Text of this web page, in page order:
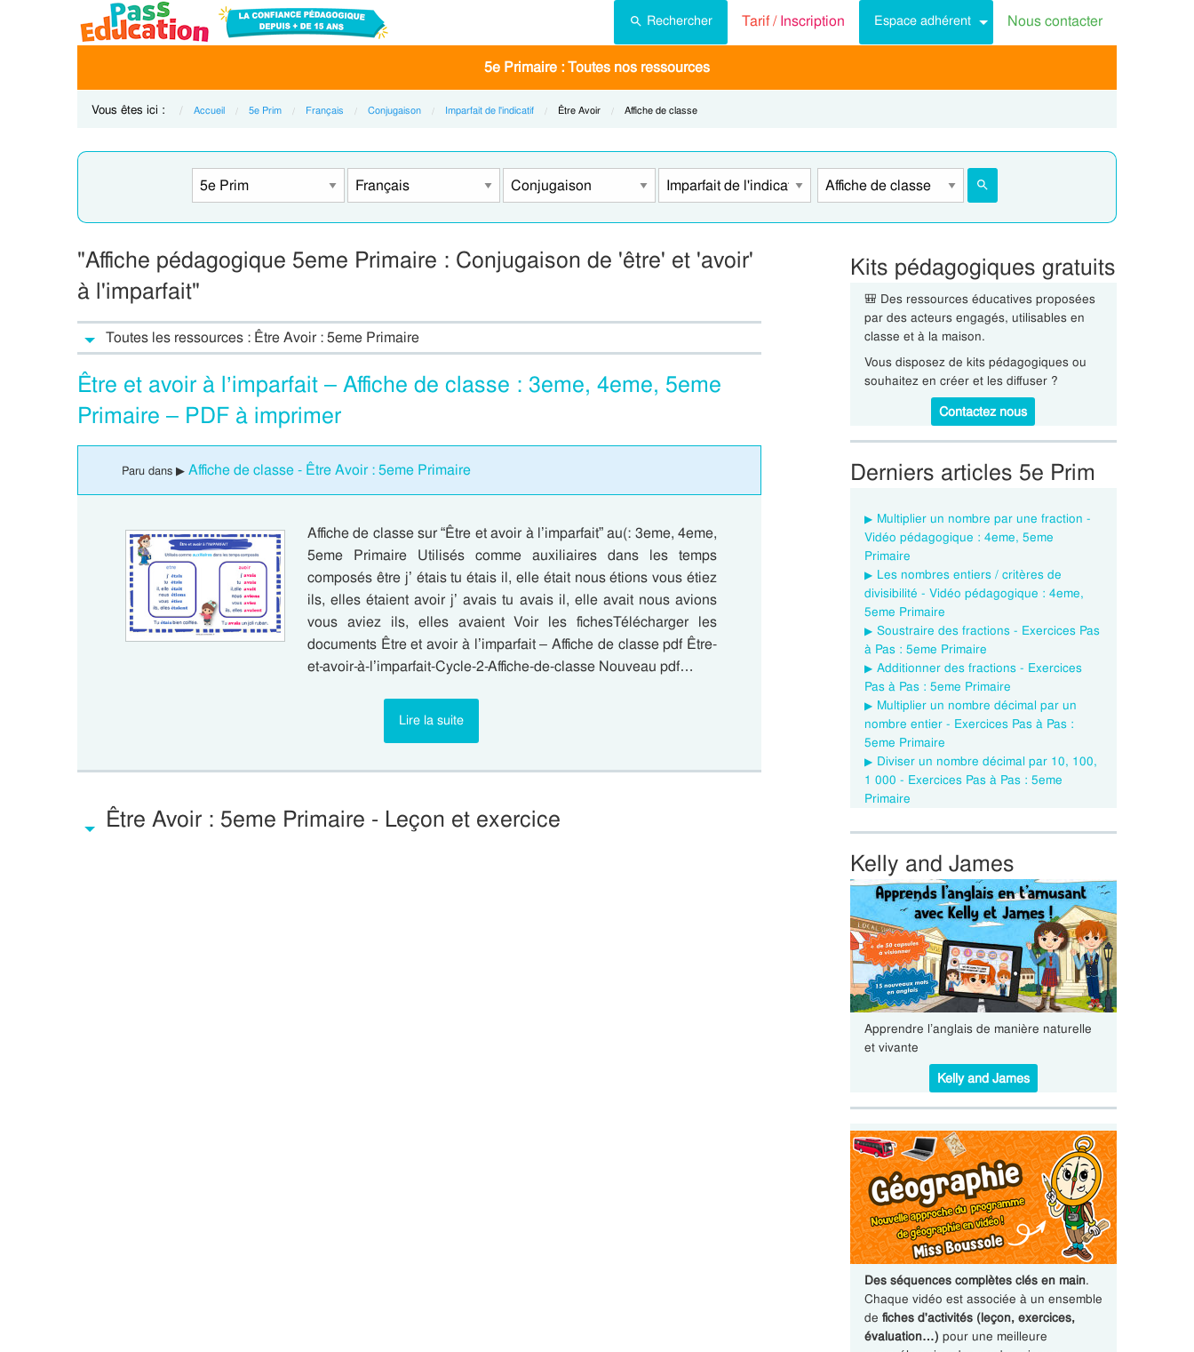
Rechercher Tarif /Inscription Espace adhérent Nous contacter
5e Primaire : Toutes nos ressources
Vous êtes ici : Accueil 5e Prim Français Conjugaison Imparfait de l'indicatif Current:
Être Avoir Current:
Affiche de classe
"Affiche pédagogique 5eme Primaire : Conjugaison de 'être' et 'avoir'
à l'imparfait"
Toutes les ressources : Être Avoir : 5eme Primaire
Être et avoir à l’imparfait – Affiche de classe : 3eme, 4eme, 5eme
Primaire – PDF à imprimer
Paru dans ▶ Affiche de classe - Être Avoir : 5eme Primaire
Affiche de classe sur “Être et avoir à l’imparfait” au(: 3eme, 4eme,
5eme Primaire Utilisés comme auxiliaires dans les temps
composés être j’ étais tu étais il, elle était nous étions vous étiez
ils, elles étaient avoir j’ avais tu avais il, elle avait nous avions
vous aviez ils, elles avaient Voir les fichesTélécharger les
documents Être et avoir à l’imparfait – Affiche de classe pdf Être-
et-avoir-à-l’imparfait-Cycle-2-Affiche-de-classe Nouveau pdf…
Lire la suite
Être Avoir : 5eme Primaire - Leçon et exercice
Kits pédagogiques gratuits
🎒 Des ressources éducatives proposées
par des acteurs engagés, utilisables en
classe et à la maison.
Vous disposez de kits pédagogiques ou
souhaitez en créer et les diffuser ?
Contactez nous
Derniers articles 5e Prim
Multiplier un nombre par une fraction -
Vidéo pédagogique : 4eme, 5eme
Primaire
Les nombres entiers / critères de
divisibilité - Vidéo pédagogique : 4eme,
5eme Primaire
Soustraire des fractions - Exercices Pas
à Pas : 5eme Primaire
Additionner des fractions - Exercices
Pas à Pas : 5eme Primaire
Multiplier un nombre décimal par un
nombre entier - Exercices Pas à Pas :
5eme Primaire
Diviser un nombre décimal par 10, 100,
1 000 - Exercices Pas à Pas : 5eme
Primaire
Kelly and James
Apprendre l’anglais de manière naturelle
et vivante
Kelly and James
Des séquences complètes clés en main.
Chaque vidéo est associée à un ensemble
de fiches d'activités (leçon, exercices,
évaluation…) pour une meilleure